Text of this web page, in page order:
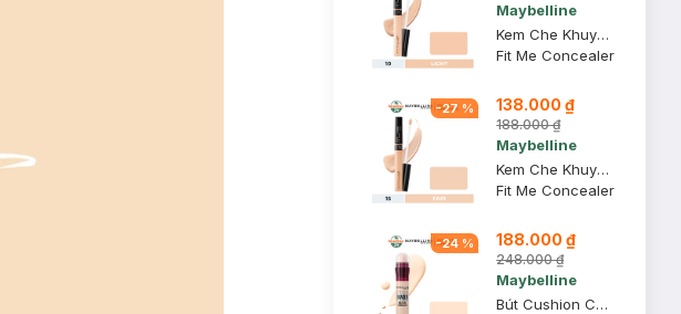
Maybelline
Kem Che Khuyết Điểm Maybelline Mịn Lì 10 Light 6.8ml
Fit Me Concealer
-27 % 138.000 ₫
188.000 ₫
Maybelline
Kem Che Khuyết Điểm Maybelline Mịn Lì 15 Fair 6.8ml
Fit Me Concealer
-24 % 188.000 ₫
248.000 ₫
Maybelline
Bút Cushion Che Khuyết Điểm Maybelline 110 Fair 6ml